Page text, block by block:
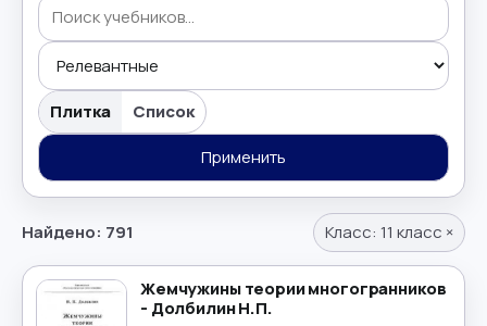
Иностранные языки
→
Испанский язык →
История
Поиск учебников
Плитка
Список
Применить
Найдено: 791 Класс: 11 класс ×
Жемчужины теории многогранников
- Долбилин Н.П.